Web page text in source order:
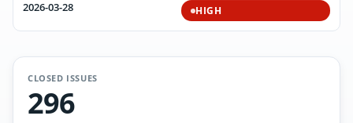
2026-03-28
HIGH
CLOSED ISSUES
296